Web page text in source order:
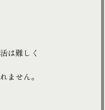
は難しく
ません。